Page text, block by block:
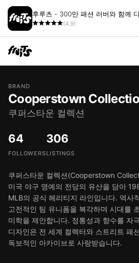
후루츠 - 300만 패션 러버와 함께
(4.9)
BRAND
Cooperstown
쿠퍼스타운 컬렉션
64
FOLLOWERS
306
LISTINGS
쿠퍼스타운 컬렉션(Cooperstown
미국 야구 명예의 전당의 유산을 담아
MLB의 공식 헤리티지 라인입니다. 역사
고전적인 팀 유니폼을 복각하며 시대를
미학을 제안합니다. 정통성과 향수를 자
디자인은 전 세계 컬렉터와 스트리트 패
독보적인 아카이브로 사랑받습니다.